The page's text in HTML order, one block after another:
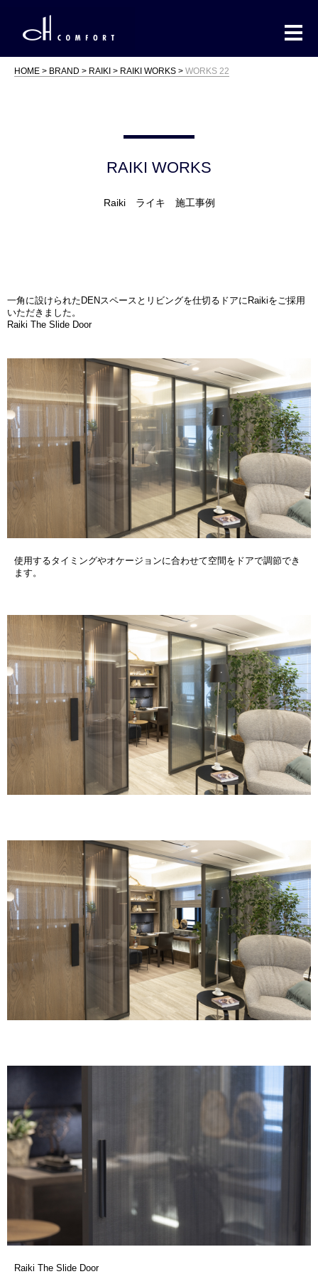
HOME BRAND RAIKI RAIKI WORKS WORKS 22
RAIKI WORKS
Raiki ライキ 施工事例
一角に設けられたDENスペースとリビングを仕切るドアにRaikiをご採用
いただきました。
Raiki The Slide Door
使用するタイミングやオケージョンに合わせて空間をドアで調節でき
ます。
Raiki The Slide Door